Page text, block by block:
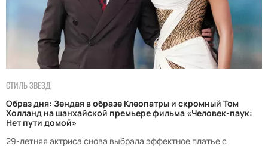
СТИЛЬ ЗВЕЗД
Образ дня: Зендая в образе Клеопатры и скромный Том
Холланд на шанхайской премьере фильма «Человек-паук:
Нет пути домой»
29-летняя актриса снова выбрала эффектное платье с